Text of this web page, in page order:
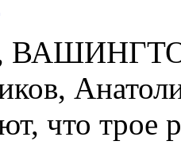
что трое